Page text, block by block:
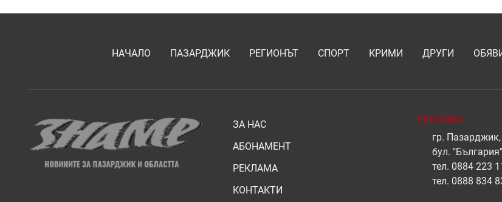
НАЧАЛО ПАЗАРДЖИК РЕГИОНЪТ СПОРТ КРИМИ ДРУГИ
ЗА НАС
АБОНАМЕНТ
РЕКЛАМА
КОНТАКТИ
РЕКЛАМА
гр. Пазарджик,
бул.
тел. 0884 223
тел. 0888 834